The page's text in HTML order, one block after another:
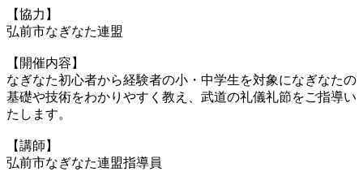
【協力】
弘前市なぎなた連盟
【開催内容】
なぎなた初心者から経験者の小・中学生を対象になぎなたの
基礎や技術をわかりやすく教え、武道の礼儀礼節をご指導い
たします。
【講師】
弘前市なぎなた連盟指導員